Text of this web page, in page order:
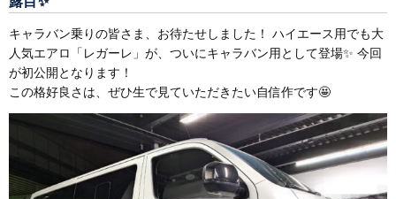
キャラバン乗りの皆さま、お待たせしました！ ハイエース用でも大
人気エアロ「レガーレ」が、ついにキャラバン用として登場✨ 今回
が初公開となります！
この格好良さは、ぜひ生で見ていただきたい自信作です🤩